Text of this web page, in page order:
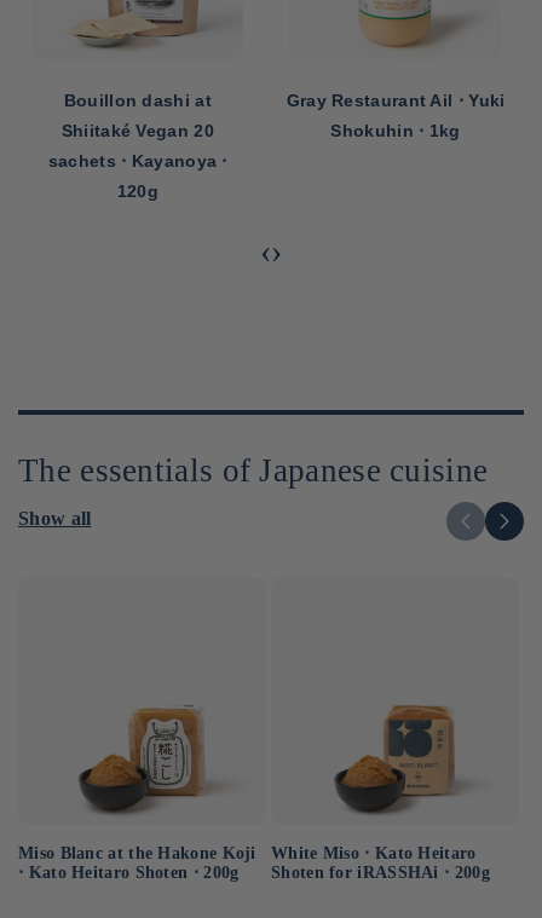
Bouillon dashi at
Shiitaké Vegan 20
sachets ⋅ Kayanoya ⋅
120g
Gray Restaurant Ail ⋅ Yuki
Shokuhin ⋅ 1kg
‹›
The essentials of Japanese cuisine
Show all
Miso Blanc at the Hakone Koji
⋅ Kato Heitaro Shoten ⋅ 200g
White Miso ⋅ Kato Heitaro
Shoten for iRASSHAi ⋅ 200g